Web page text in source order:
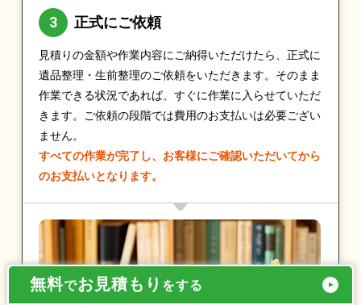
正式にご依頼
見積りの金額や作業内容にご納得いただけたら、正式に
遺品整理・生前整理のご依頼をいただきます。そのまま
作業できる状況であれば、すぐに作業に入らせていただ
きます。ご依頼の段階では費用のお支払いは必要ござい
ません。
すべての作業が完了し、お客様にご確認いただいてから
のお支払いとなります。
無料でお見積もり をする